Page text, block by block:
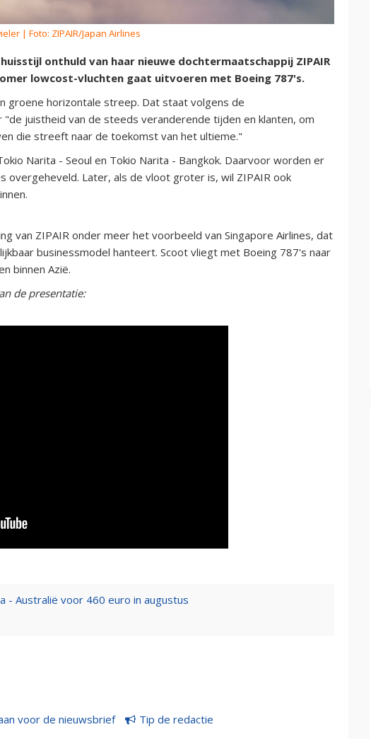
| Foto: ZIPAIR/Japan Airlines
onthuld van haar nieuwe dochtermaatschappij ZIPAIR
lowcost-vluchten gaat uitvoeren met Boeing 787's.
groene horizontale streep. Dat staat volgens de
"de juistheid van de steeds veranderende tijden en klanten, om
die streeft naar de toekomst van het ultieme."
Narita - Seoul en Tokio Narita - Bangkok. Daarvoor worden er
overgeheveld. Later, als de vloot groter is, wil ZIPAIR ook
van ZIPAIR onder meer het voorbeeld van Singapore Airlines, dat
businessmodel hanteert. Scoot vliegt met Boeing 787's naar
binnen Azië.
de presentatie:
- Australië voor 460 euro in augustus
voor de nieuwsbrief Tip de redactie